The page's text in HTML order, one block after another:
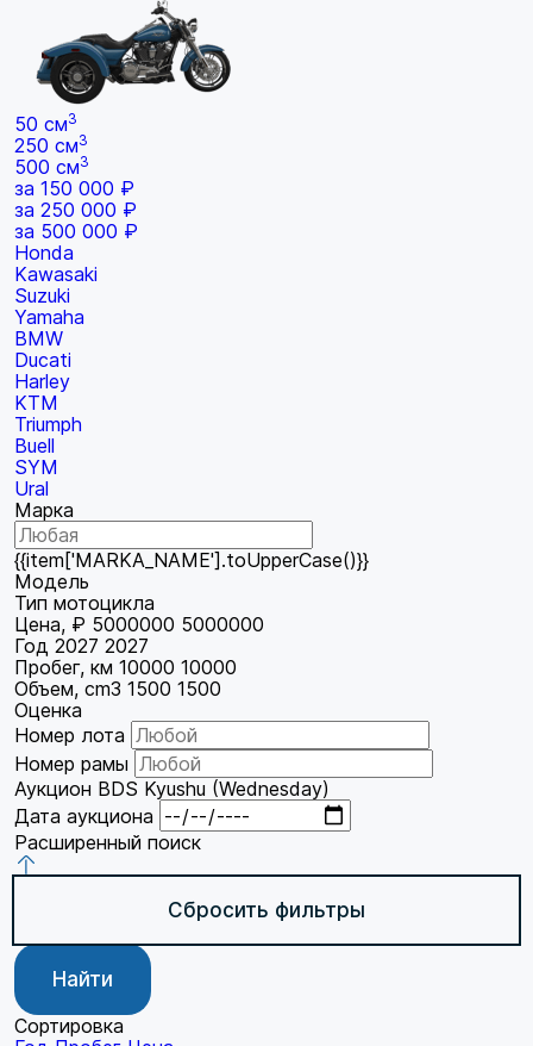
50 см3
250 см3
500 см3
за 150 000 ₽
за 250 000 ₽
за 500 000 ₽
Honda
Kawasaki
Suzuki
Yamaha
BMW
Ducati
Harley
KTM
Triumph
Buell
SYM
Ural
Марка
{{item['MARKA_NAME'].toUpperCase()}}
Модель
Тип мотоцикла
Цена, ₽ 5000000 5000000
Год 2027 2027
Пробег, км 10000 10000
Объем, cm3 1500 1500
Оценка
Номер лота
Номер рамы
Аукцион BDS Kyushu (Wednesday)
Дата аукциона
Расширенный поиск
Сбросить фильтры
Найти
Сортировка